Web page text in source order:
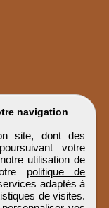
navigation
site, dont des
votre
utilisation de
politique de
adaptés à
de visites.